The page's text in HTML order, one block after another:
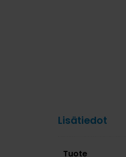
Lisätiedot
Tuote